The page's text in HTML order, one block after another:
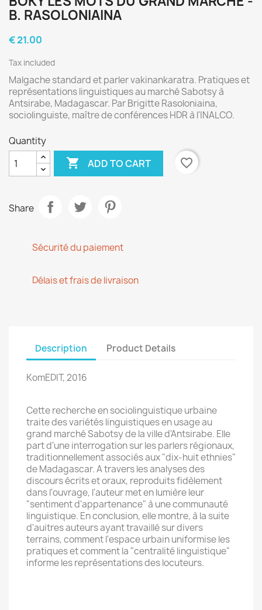
B. RASOLONIAINA
€ 21.00
Tax included
Malgache standard et parler vakinankaratra. Pratiques et
représentations linguistiques au marché Sabotsy à
Antsirabe, Madagascar. Par Brigitte Rasoloniaina,
sociolinguiste, maître de conférences HDR à l'INALCO.
Quantity
 ADD TO CART favorite_border
Share
Sécurité du paiement
Délais et frais de livraison
Description Product Details
KomEDIT, 2016
Cette recherche en sociolinguistique urbaine
traite des variétés linguistiques en usage au
grand marché Sabotsy de la ville d'Antsirabe. Elle
part d'une interrogation sur les parlers régionaux,
traditionnellement associés aux "dix-huit ethnies"
de Madagascar. A travers les analyses des
discours écrits et oraux, reproduits fidèlement
dans l'ouvrage, l'auteur met en lumière leur
"sentiment d'appartenance" à une communauté
linguistique. En conclusion, elle montre, à la suite
d'auitres auteurs ayant travaillé sur divers
terrains, comment l'espace urbain uniformise les
pratiques et comment la "centralité linguistique"
informe les représentations des locuteurs.